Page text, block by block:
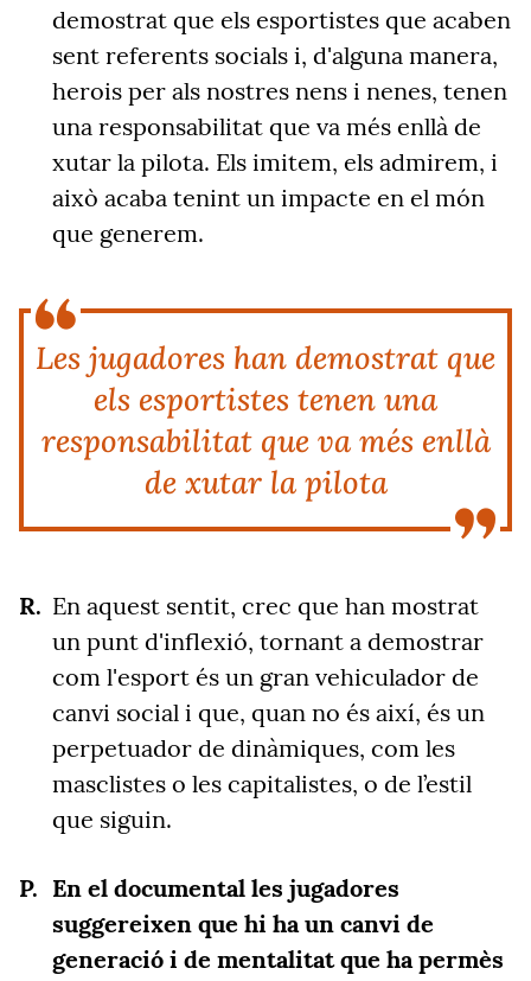
demostrat que els esportistes que acaben
sent referents socials i, d'alguna manera,
herois per als nostres nens i nenes, tenen
una responsabilitat que va més enllà de
xutar la pilota. Els imitem, els admirem, i
això acaba tenint un impacte en el món
que generem.
Les jugadores han demostrat que
els esportistes tenen una
responsabilitat que va més enllà
de xutar la pilota
En aquest sentit, crec que han mostrat
un punt d'inflexió, tornant a demostrar
com l'esport és un gran vehiculador de
canvi social i que, quan no és així, és un
perpetuador de dinàmiques, com les
masclistes o les capitalistes, o de l’estil
que siguin.
En el documental les jugadores
suggereixen que hi ha un canvi de
generació i de mentalitat que ha permès